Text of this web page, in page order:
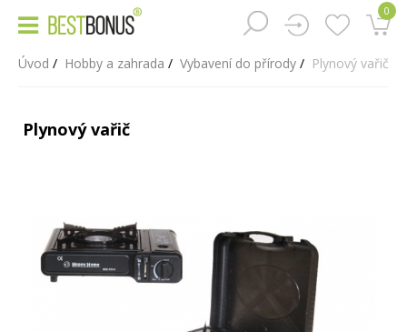
0
Úvod Hobby a zahrada Vybavení do přírody Plynový vařič
Plynový vařič